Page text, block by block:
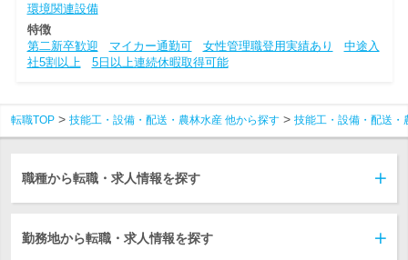
環境関連設備
特徴
第二新卒歓迎
マイカー通勤可 女性管理職登用実績あり
中途入
社5割以上
5日以上連続休暇取得可能
転職TOP 技能工・設備・配送・農林水産 他から探す 技能工・設備・配送・
職種から転職・求人情報を探す
勤務地から転職・求人情報を探す